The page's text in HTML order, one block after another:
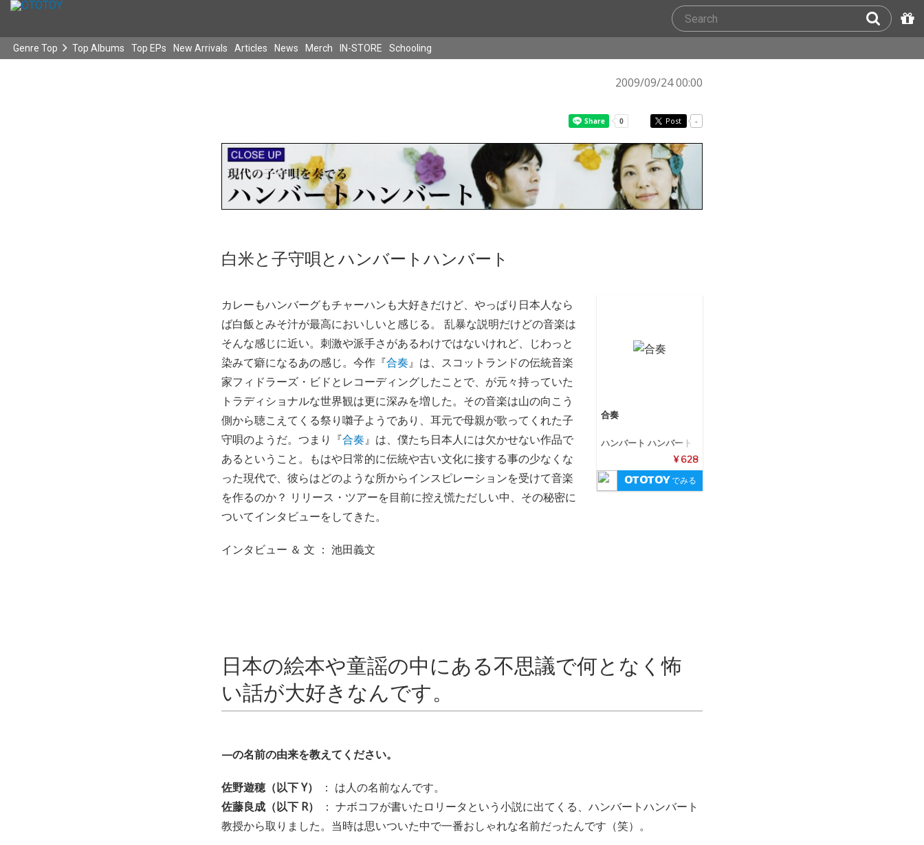
Genre Top Top Albums Top EPs New Arrivals Articles News Merch IN-STORE Schooling
2009/09/24 00:00
Post -
白米と子守唄とハンバートハンバート
合奏
ハンバート ハンバート
¥ 628
でみる
カレーもハンバーグもチャーハンも大好きだけど、やっぱり日本人なら
ば白飯とみそ汁が最高においしいと感じる。 乱暴な説明だけどの音楽は
そんな感じに近い。刺激や派手さがあるわけではないけれど、じわっと
染みて癖になるあの感じ。今作『合奏』は、スコットランドの伝統音楽
家フィドラーズ・ビドとレコーディングしたことで、が元々持っていた
トラディショナルな世界観は更に深みを増した。その音楽は山の向こう
側から聴こえてくる祭り囃子ようであり、耳元で母親が歌ってくれた子
守唄のようだ。つまり『合奏』は、僕たち日本人には欠かせない作品で
あるということ。もはや日常的に伝統や古い文化に接する事の少なくな
った現代で、彼らはどのような所からインスピレーションを受けて音楽
を作るのか？ リリース・ツアーを目前に控え慌ただしい中、その秘密に
ついてインタビューをしてきた。
インタビュー ＆ 文 ： 池田義文
日本の絵本や童謡の中にある不思議で何となく怖
い話が大好きなんです。
—の名前の由来を教えてください。
佐野遊穂（以下 Y）
： は人の名前なんです。
佐藤良成（以下 R）
： ナボコフが書いたロリータという小説に出てくる、ハンバートハンバート
教授から取りました。当時は思いついた中で一番おしゃれな名前だったんです（笑）。